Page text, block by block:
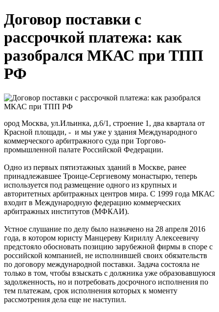
Договор поставки с
рассрочкой платежа: как
разобрался МКАС при ТПП
РФ
ород Москва, ул.Ильинка, д.6/1, строение 1, два квартала от
Красной площади, - и мы уже у здания Международного
коммерческого арбитражного суда при Торгово-
промышленной палате Российской Федерации.
Одно из первых пятиэтажных зданий в Москве, ранее
принадлежавшее Троице-Сергиевому монастырю, теперь
используется под размещение одного из крупных и
авторитетных арбитражных центров мира. С 1999 года МКАС
входит в Международную федерацию коммерческих
арбитражных институтов (МФКАИ).
Устное слушание по делу было назначено на 28 апреля 2016
года, в котором юристу Манцереву Кириллу Алексеевичу
предстояло обосновать позицию зарубежной фирмы в споре с
российской компанией, не исполнившей своих обязательств
по договору международной поставки. Задача состояла не
только в том, чтобы взыскать с должника уже образовавшуюся
задолженность, но и потребовать досрочного исполнения по
тем платежам, срок исполнения которых к моменту
рассмотрения дела еще не наступил.